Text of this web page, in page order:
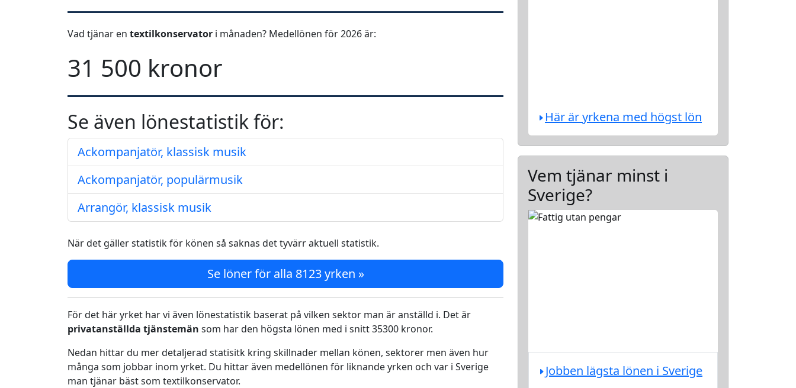
Vad tjänar en textilkonservator i månaden? Medellönen för 2026 är:
31 500 kronor
Se även lönestatistik för:
Ackompanjatör, klassisk musik
Ackompanjatör, populärmusik
Arrangör, klassisk musik
När det gäller statistik för könen så saknas det tyvärr aktuell statistik.
Se löner för alla 8123 yrken »
För det här yrket har vi även lönestatistik baserat på vilken sektor man är anställd i. Det är
privatanställda tjänstemän som har den högsta lönen med i snitt 35300 kronor.
Nedan hittar du mer detaljerad statisitk kring skillnader mellan könen, sektorer men även hur
många som jobbar inom yrket. Du hittar även medellönen för liknande yrken och var i Sverige
man tjänar bäst som textilkonservator.
Här är yrkena med högst lön
Vem tjänar minst i
Sverige?
Jobben lägsta lönen i Sverige